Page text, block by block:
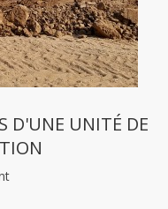
D'UNE UNITÉ DE